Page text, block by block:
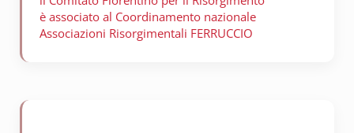
è associato al Coordinamento nazionale
Associazioni Risorgimentali FERRUCCIO